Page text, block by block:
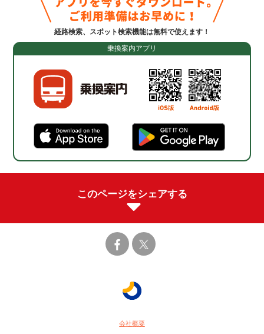
経路検索、スポット検索機能は無料で使えます！
乗換案内アプリ
このページをシェアする
会社概要